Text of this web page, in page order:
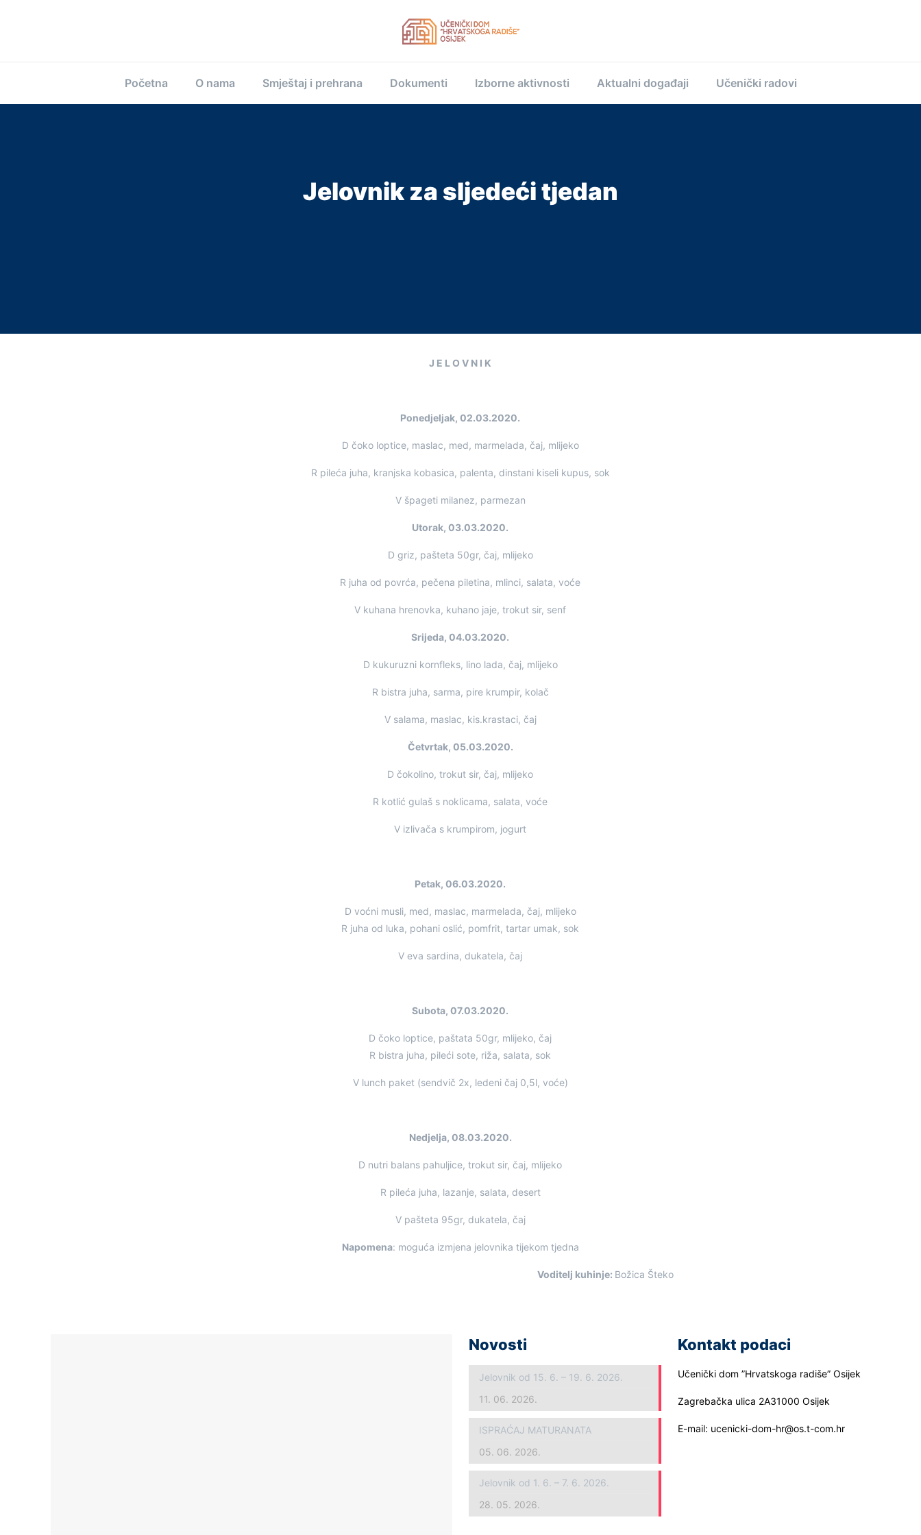
Početna O nama Smještaj i prehrana Dokumenti Izborne aktivnosti Aktualni događaji Učenički radovi
Jelovnik za sljedeći tjedan
J E L O V N I K
Ponedjeljak, 02.03.2020.
D čoko loptice, maslac, med, marmelada, čaj, mlijeko
R pileća juha, kranjska kobasica, palenta, dinstani kiseli kupus, sok
V špageti milanez, parmezan
Utorak, 03.03.2020.
D griz, pašteta 50gr, čaj, mlijeko
R juha od povrća, pečena piletina, mlinci, salata, voće
V kuhana hrenovka, kuhano jaje, trokut sir, senf
Srijeda, 04.03.2020.
D kukuruzni kornfleks, lino lada, čaj, mlijeko
R bistra juha, sarma, pire krumpir, kolač
V salama, maslac, kis.krastaci, čaj
Četvrtak, 05.03.2020.
D čokolino, trokut sir, čaj, mlijeko
R kotlić gulaš s noklicama, salata, voće
V izlivača s krumpirom, jogurt
Petak, 06.03.2020.
D voćni musli, med, maslac, marmelada, čaj, mlijeko
R juha od luka, pohani oslić, pomfrit, tartar umak, sok
V eva sardina, dukatela, čaj
Subota, 07.03.2020.
D čoko loptice, paštata 50gr, mlijeko, čaj
R bistra juha, pileći sote, riža, salata, sok
V lunch paket (sendvič 2x, ledeni čaj 0,5l, voće)
Nedjelja, 08.03.2020.
D nutri balans pahuljice, trokut sir, čaj, mlijeko
R pileća juha, lazanje, salata, desert
V pašteta 95gr, dukatela, čaj
Napomena: moguća izmjena jelovnika tijekom tjedna
Voditelj kuhinje: Božica Šteko
Novosti
Jelovnik od 15. 6. – 19. 6. 2026.
11. 06. 2026.
ISPRAĆAJ MATURANATA
05. 06. 2026.
Jelovnik od 1. 6. – 7. 6. 2026.
28. 05. 2026.
Kontakt podaci
Učenički dom ”Hrvatskoga radiše” Osijek
Zagrebačka ulica 2A31000 Osijek
E-mail: ucenicki-dom-hr@os.t-com.hr